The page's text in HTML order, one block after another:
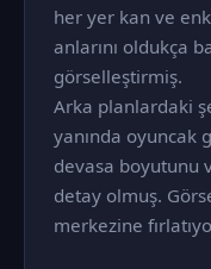
her yer kan ve
anlarını oldukça
görselleştirmiş.
Arka planlardaki
yanında oyuncak
devasa boyutunu
detay olmuş.
merkezine